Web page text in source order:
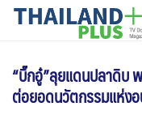
SkipTHAILANDPLUS
“บิ๊กอู๋”ลุยแดนปลาดิบ
ต่อยอดนวัตกรรมแห่ง